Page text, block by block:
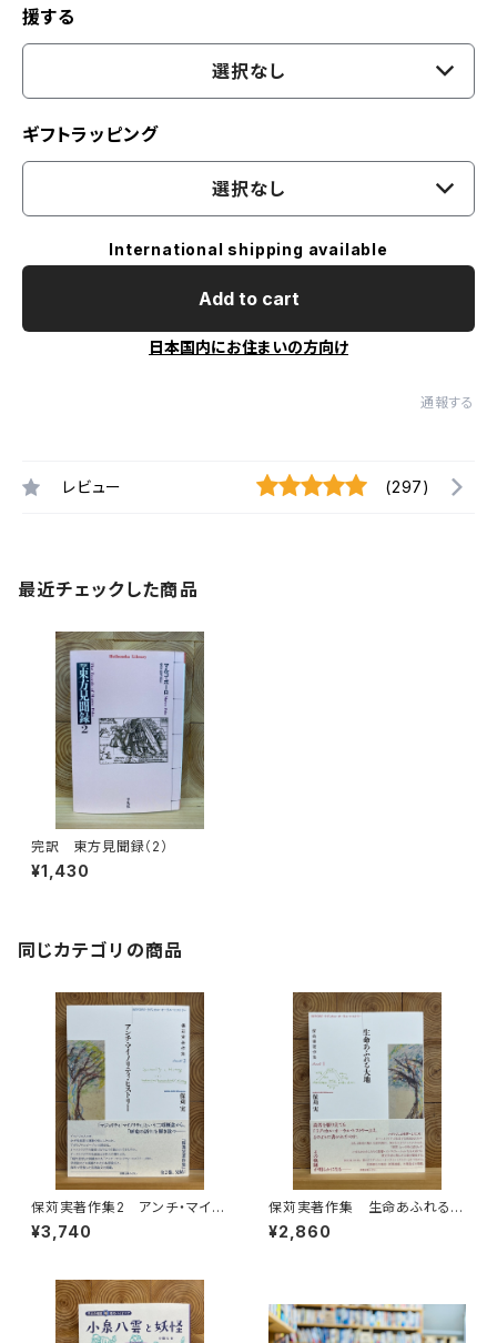
援する
選択なし
ギフトラッピング
選択なし
International shipping available
Add to cart
日本国内にお住まいの方向け
通報する
レビュー (297)
最近チェックした商品
完訳 東方見聞録（2）
¥1,430
同じカテゴリの商品
保苅実著作集2 アンチ・マイノ
リティ・ヒストリー
¥3,740
保苅実著作集 生命あふれる大
地
¥2,860